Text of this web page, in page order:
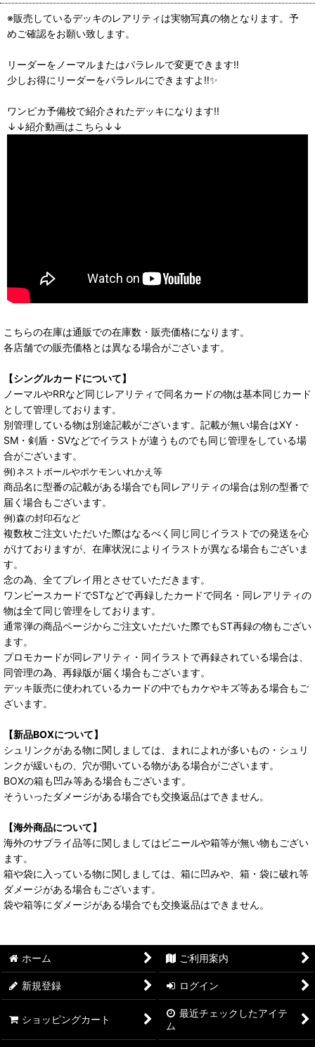
※販売しているデッキのレアリティは実物写真の物となります。予
めご確認をお願い致します。
リーダーをノーマルまたはパラレルで変更できます‼️
少しお得にリーダーをパラレルにできますよ‼️✨
ワンピカ予備校で紹介されたデッキになります!!
↓↓紹介動画はこちら↓↓
こちらの在庫は通販での在庫数・販売価格になります。
各店舗での販売価格とは異なる場合がございます。
【シングルカードについて】
ノーマルやRRなど同じレアリティで同名カードの物は基本同じカード
として管理しております。
別管理している物は別途記載がございます。記載が無い場合はXY・
SM・剣盾・SVなどでイラストが違うものでも同じ管理をしている場
合がございます。
例)ネストボールやポケモンいれかえ等
商品名に型番の記載がある場合でも同レアリティの場合は別の型番で
届く場合もございます。
例)森の封印石など
複数枚ご注文いただいた際はなるべく同じ同じイラストでの発送を心
がけておりますが、在庫状況によりイラストが異なる場合もございま
す。
念の為、全てプレイ用とさせていただきます。
ワンピースカードでSTなどで再録したカードで同名・同レアリティの
物は全て同じ管理をしております。
通常弾の商品ページからご注文いただいた際でもST再録の物もござい
ます。
プロモカードが同レアリティ・同イラストで再録されている場合は、
同管理の為、再録版が届く場合もございます。
デッキ販売に使われているカードの中でもカケやキズ等ある場合もご
ざいます。
【新品BOXについて】
シュリンクがある物に関しましては、まれによれが多いもの・シュリ
ンクが緩いもの、穴が開いている物がある場合がございます。
BOXの箱も凹み等ある場合もございます。
そういったダメージがある場合でも交換返品はできません。
【海外商品について】
海外のサプライ品等に関しましてはビニールや箱等が無い物もござい
ます。
箱や袋に入っている物に関しましては、箱に凹みや、箱・袋に破れ等
ダメージがある場合もございます。
袋や箱等にダメージがある場合でも交換返品はできません。
ホーム ご利用案内
新規登録 ログイン
ショッピングカート
最近チェックしたアイテ
ム